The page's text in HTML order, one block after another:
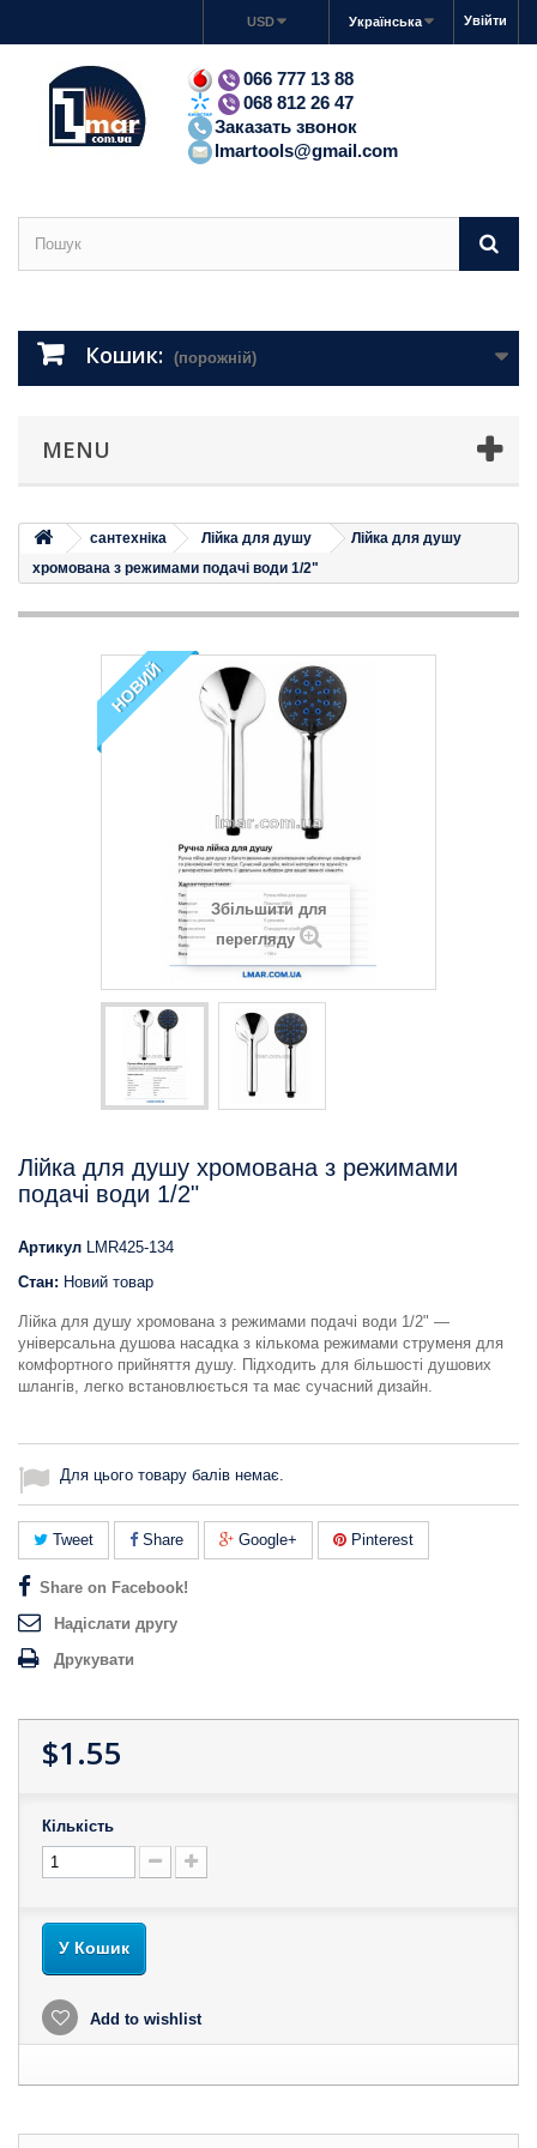
Увійти
Українська
USD
066 777 13 88
068 812 26 47
Заказать звонок
lmartools@gmail.com
Кошик: (порожній)
MENU
сантехніка Лійка для душу
Лійка для душу
хромована з режимами подачі води 1/2"
НОВИЙ
Збільшити для
перегляду
Лійка для душу хромована з режимами
подачі води 1/2"
Артикул LMR425-134
Стан: Новий товар
Лійка для душу хромована з режимами подачі води 1/2" —
універсальна душова насадка з кількома режимами струменя для
комфортного прийняття душу. Підходить для більшості душових
шлангів, легко встановлюється та має сучасний дизайн.
Для цього товару балів немає.
Tweet Share Google+ Pinterest
Share on Facebook!
Надіслати другу
Друкувати
$1.55
Кількість
У Кошик
Add to wishlist